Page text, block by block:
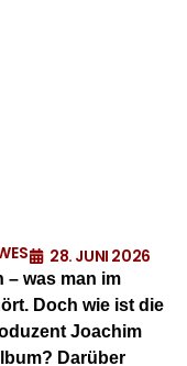
28. JUNI 2026
– was man im
Doch wie ist die
Joachim
Darüber